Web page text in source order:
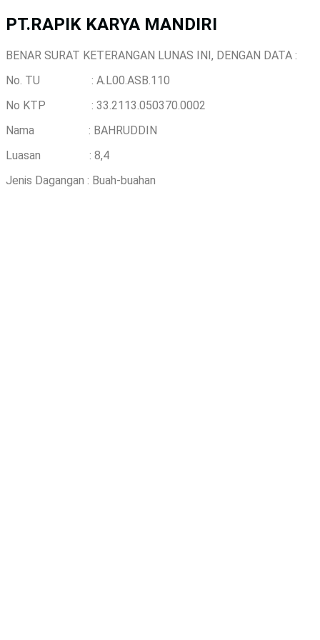
PT.RAPIK KARYA MANDIRI
BENAR SURAT KETERANGAN LUNAS INI, DENGAN DATA :
No. TU : A.L00.ASB.110
No KTP : 33.2113.050370.0002
Nama : BAHRUDDIN
Luasan : 8,4
Jenis Dagangan : Buah-buahan